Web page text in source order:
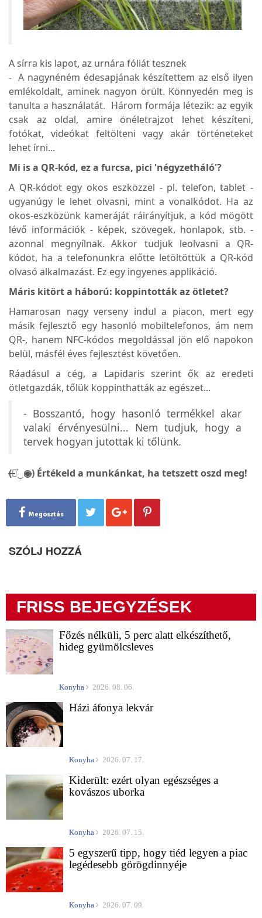
A sírra kis lapot, az urnára fóliát tesznek
- A nagynéném édesapjának készítettem az első ilyen
emlékoldalt, aminek nagyon örült. Könnyedén meg is
tanulta a használatát. Három formája létezik: az egyik
csak az oldal, amire önéletrajzot lehet készíteni,
fotókat, videókat feltölteni vagy akár történeteket
lehet írni...
Mi is a QR-kód, ez a furcsa, pici 'négyzetháló'?
A QR-kódot egy okos eszközzel - pl. telefon, tablet -
ugyanúgy le lehet olvasni, mint a vonalkódot. Ha az
okos-eszközünk kameráját ráirányítjuk, a kód mögött
lévő információk - képek, szövegek, honlapok, stb. -
azonnal megnyílnak. Akkor tudjuk leolvasni a QR-
kódot, ha a telefonunkra előtte letöltöttük a QR-kód
olvasó alkalmazást. Ez egy ingyenes applikáció.
Máris kitört a háború: koppintották az ötletet?
Hamarosan nagy verseny indul a piacon, mert egy
másik fejlesztő egy hasonló mobiltelefonos, ám nem
QR-, hanem NFC-kódos megoldással jön elő napokon
belül, másfél éves fejlesztést követően.
Ráadásul a cég, a Lapidaris szerint ők az eredeti
ötletgazdák, tőlük koppinthatták az egészet...
- Bosszantó, hogy hasonló termékkel akar
valaki érvényesülni... Nem tudjuk, hogy a
tervek hogyan jutottak ki tőlünk.
(̶◉͛‿◉̶) Értékeld a munkánkat, ha tetszett oszd meg!
Megosztás
SZÓLJ HOZZÁ
FRISS BEJEGYZÉSEK
Főzés nélküli, 5 perc alatt elkészíthető,
hideg gyümölcsleves
Konyha 2026. 08. 06.
Házi áfonya lekvár
Konyha 2026. 07. 17.
Kiderült: ezért olyan egészséges a
kovászos uborka
Konyha 2026. 07. 15.
5 egyszerű tipp, hogy tiéd legyen a piac
legédesebb görögdinnyéje
Konyha 2026. 07. 09.